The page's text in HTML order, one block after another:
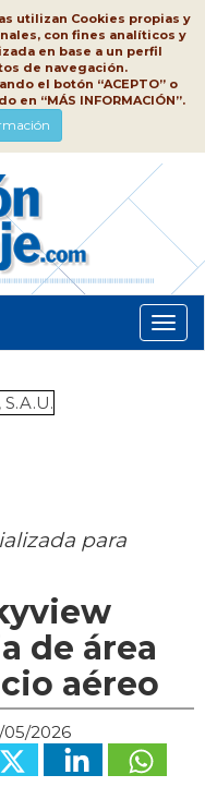
utilizan Cookies propias y
con fines analíticos y
en base a un perfil
de navegación.
el botón “ACEPTO” o
en “MÁS INFORMACIÓN”.
para
de área
aéreo
05/2026